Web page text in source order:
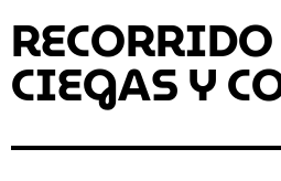
CIEGAS Y